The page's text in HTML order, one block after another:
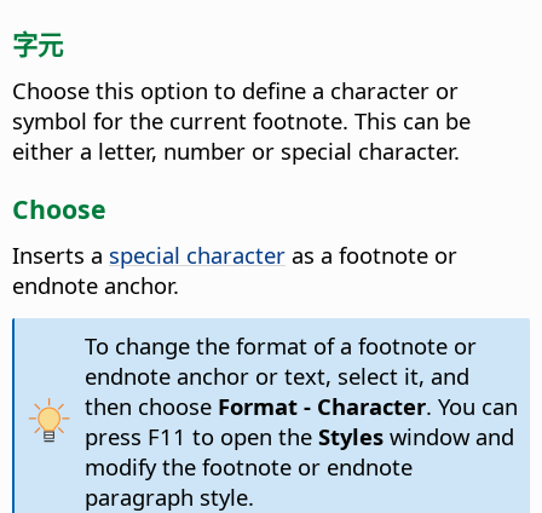
字元
Choose this option to define a character or
symbol for the current footnote. This can be
either a letter, number or special character.
Choose
Inserts a special character as a footnote or
endnote anchor.
To change the format of a footnote or
endnote anchor or text, select it, and
then choose Format - Character. You can
press F11 to open the Styleswindow and
modify the footnote or endnote
paragraph style.